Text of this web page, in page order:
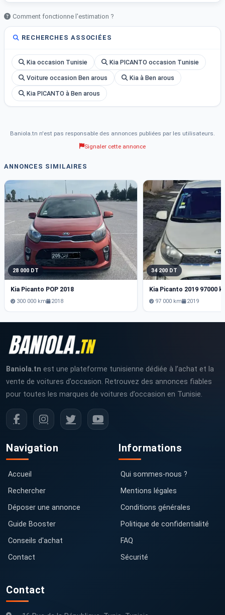
Comment fonctionne l'estimation ?
RECHERCHES ASSOCIÉES
Kia occasion Tunisie Kia PICANTO occasion Tunisie
Voiture occasion Ben arous Kia à Ben arous
Kia PICANTO à Ben arous
Baniola.tn n'est pas responsable des annonces publiées par les utilisateurs.
Signaler cette annonce
ANNONCES SIMILAIRES
28 000 DT
Kia Picanto POP 2018
300 000 km 2018
34 200 DT
Kia Picanto 2019 97000
97 000 km 2019
Baniola.tn est une plateforme tunisienne dédiée à l’achat et la
vente de voitures d’occasion. Retrouvez des annonces fiables
pour toutes les marques de voitures d’occasion en Tunisie.
Navigation
Accueil
Rechercher
Déposer une annonce
Guide Booster
Conseils d'achat
Contact
Informations
Qui sommes-nous ?
Mentions légales
Conditions générales
Politique de confidentialité
FAQ
Sécurité
Contact